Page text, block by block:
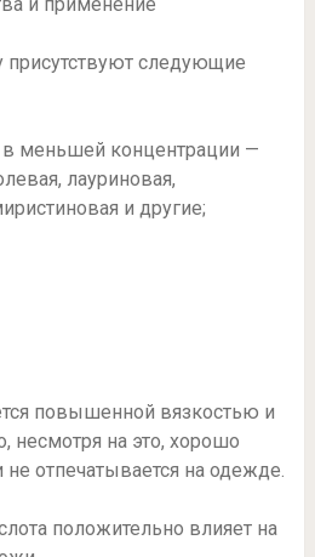
присутствуют следующие
меньшей концентрации —
лауриновая,
и другие;
повышенной вязкостью и
несмотря на это, хорошо
отпечатывается на одежде.
положительно влияет на